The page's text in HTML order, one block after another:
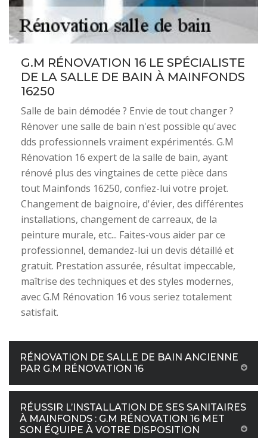
G.M RÉNOVATION 16 LE SPÉCIALISTE
DE LA SALLE DE BAIN À MAINFONDS
16250
Salle de bain démodée ? Envie de tout changer ?
Rénover une salle de bain n'est possible qu'avec
dds professionnels vraiment expérimentés. G.M
Rénovation 16 expert de la salle de bain, ayant
rénové plus des vingtaines de cette pièce dans
tout Mainfonds 16250, confiez-lui votre projet.
Changement de baignoire, d'évier, des différentes
installations, changement de carreaux, de la
peinture murale, etc... Faites-vous aider par ce
professionnel, demandez-lui un devis détaillé et
gratuit. Prestation assurée, résultat impeccable,
maîtrise des techniques et des styles modernes,
avec G.M Rénovation 16 vous seriez totalement
satisfait.
RÉNOVATION DE SALLE DE BAIN ANCIENNE
PAR G.M RÉNOVATION 16
RÉUSSIR L’INSTALLATION DE SES SANITAIRES
À MAINFONDS : G.M RÉNOVATION 16 MET
SON ÉQUIPE À VOTRE DISPOSITION